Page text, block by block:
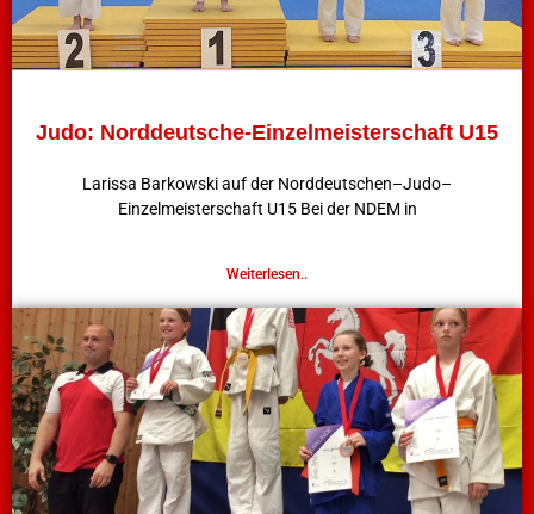
Judo: Norddeutsche-Einzelmeisterschaft U15
Larissa Barkowski auf der Norddeutschen–Judo–
Einzelmeisterschaft U15 Bei der NDEM in
Weiterlesen..